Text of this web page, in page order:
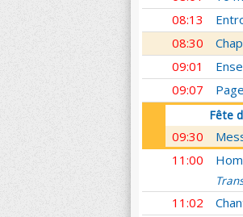
08:13
08:30
09:01
09:07
Fête
09:30
11:00
11:02